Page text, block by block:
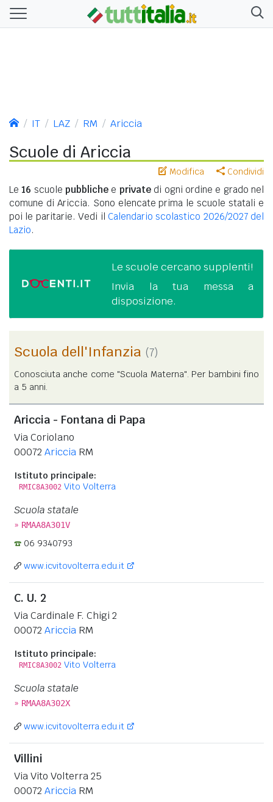
IT LAZ RM Ariccia
Scuole di Ariccia
Modifica Condividi
Le16 scuolepubbliche e privatedi ogni ordine e grado nel
comune di Ariccia. Sono elencate prima le scuole statali e
poi le paritarie. Vedi il Calendario scolastico 2026/2027 del
Lazio.
Le scuole cercano supplenti!
Invia la tua messa a
disposizione.
Scuola dell'Infanzia (7)
Conosciuta anche come "Scuola Materna". Per bambini fino
a 5 anni.
Ariccia - Fontana di Papa
Via Coriolano
00072 Ariccia RM
Istituto principale:
RMIC8A3002 Vito Volterra
Scuola statale
» RMAA8A301V
06 9340793
www.icvitovolterra.edu.it
C. U. 2
Via Cardinale F. Chigi 2
00072 Ariccia RM
Istituto principale:
RMIC8A3002 Vito Volterra
Scuola statale
» RMAA8A302X
www.icvitovolterra.edu.it
Villini
Via Vito Volterra 25
00072 Ariccia RM